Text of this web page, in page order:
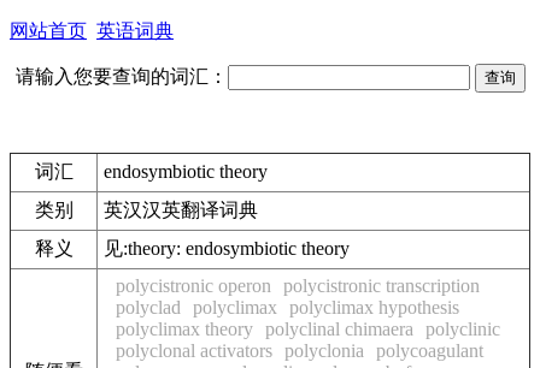
网站首页 英语词典
请输入您要查询的词汇：
词汇
endosymbiotic theory
类别
英汉汉英翻译词典
释义
见:theory: endosymbiotic theory
polycistronic operon
polycistronic transcription
polyclad
polyclimax
polyclimax hypothesis
polyclimax theory polyclinal chimaera
polyclinic
polyclonal activators polyclonia
polycoagulant